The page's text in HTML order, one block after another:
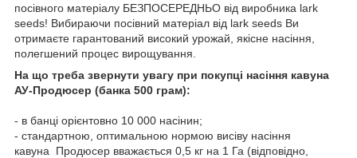
посівного матеріалу БЕЗПОСЕРЕДНЬО від виробника lark
seeds! Вибираючи посівний матеріал від lark seeds Ви
отримаєте гарантований високий урожай, якісне насіння,
полегшений процес вирощування.
На що треба звернути увагу при покупці насіння кавуна
АУ-Продюсер (банка 500 грам):
- в банці орієнтовно 10 000 насінин;
- стандартною, оптимальною нормою висіву насіння
кавуна Продюсер вважається 0,5 кг на 1 Га (відповідно,